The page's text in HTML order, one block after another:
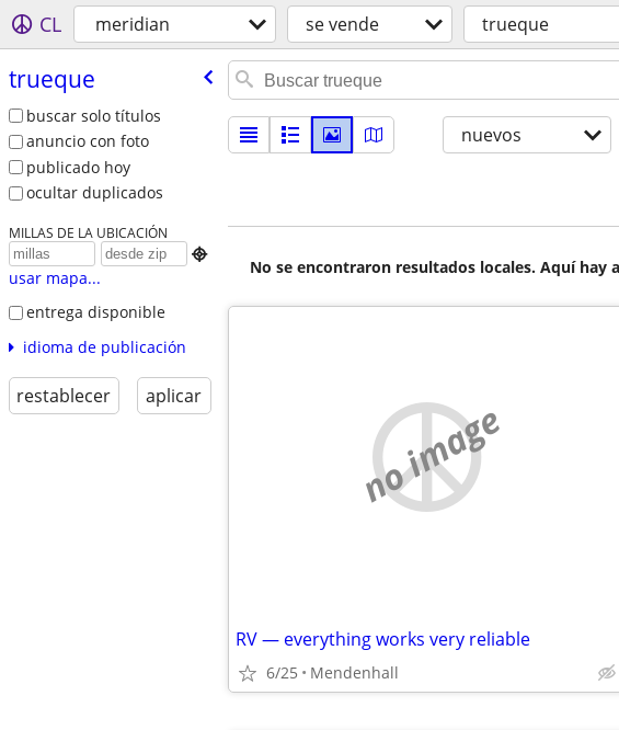
CL meridian se vende trueque
trueque
buscar solo títulos
anuncio con foto
publicado hoy
ocultar duplicados
MILLAS DE LA UBICACIÓN

usar mapa...
entrega disponible
idioma de publicación
restablecer aplicar
nuevos
No se encontraron resultados locales. Aquí hay
no image
RV — everything works very reliable
6/25 Mendenhall